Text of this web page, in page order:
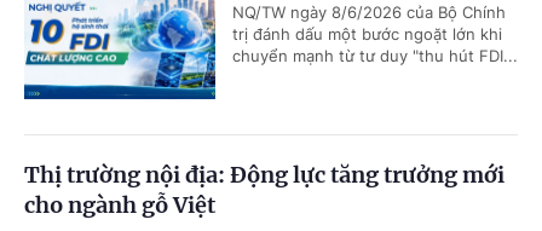
NQ/TW ngày 8/6/2026 của Bộ Chính
trị đánh dấu một bước ngoặt lớn khi
chuyển mạnh từ tư duy "thu hút FDI...
Thị trường nội địa: Động lực tăng trưởng mới
cho ngành gỗ Việt